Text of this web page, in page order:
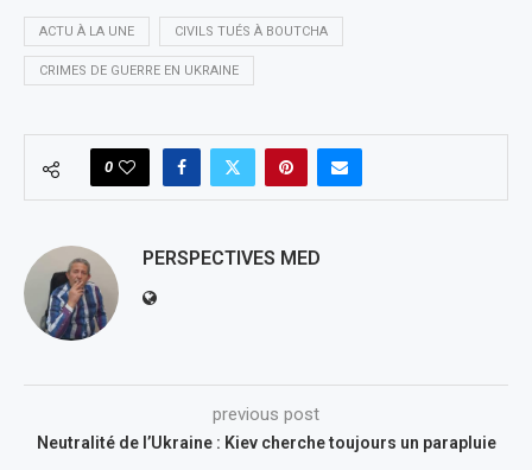
ACTU À LA UNE CIVILS TUÉS À BOUTCHA
CRIMES DE GUERRE EN UKRAINE
0
PERSPECTIVES MED
previous post
Neutralité de l’Ukraine : Kiev cherche toujours un parapluie